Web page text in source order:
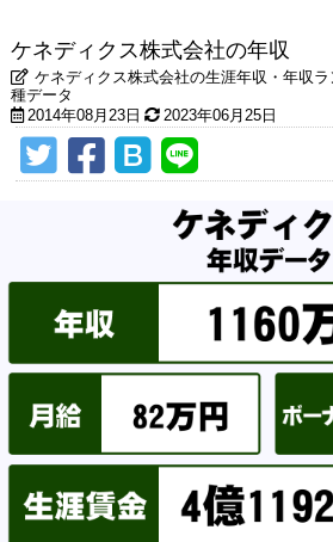
ケネディクス株式会社の年収
ケネディクス株式会社の生涯年収・年収
種データ
2014年08月23日
2023年06月25日